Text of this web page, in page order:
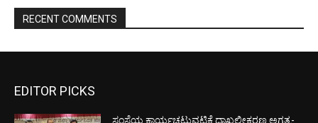
RECENT COMMENTS
EDITOR PICKS
ಸಂಸ್ಥೆಯ ಕಾರ್ಯಚಟುವಟಿಕೆ ದಾಖಲೀಕರಣ ಅಗತ್ಯ-